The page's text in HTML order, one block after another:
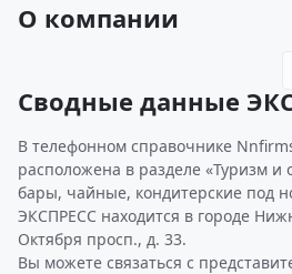
О компании
Сводные данные
В телефонном справочнике
расположена в разделе «Туризм и
бары, чайные, кондитерские под
ЭКСПРЕСС находится в городе
Октября просп., д. 33.
Вы можете связаться с